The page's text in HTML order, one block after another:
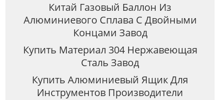
Китай Газовый Баллон Из
Алюминиевого Сплава С Двойными
Концами Завод
Купить Материал 304 Нержавеющая
Сталь Завод
Купить Алюминиевый Ящик Для
Инструментов Производители